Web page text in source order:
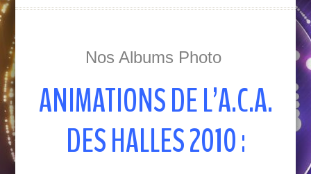
Nos Albums Photo
ANIMATIONS DE L’A.C.A.
DES HALLES 2010 :